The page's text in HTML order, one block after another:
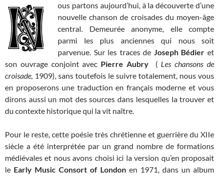
ous partons aujourd’hui, à la découverte d’une
nouvelle chanson de croisades du moyen-âge
central. Demeurée anonyme, elle compte
parmi les plus anciennes qui nous soit
parvenue. Sur les traces de Joseph Bédier et
son ouvrage conjoint avec Pierre Aubry ( Les chansons de
croisade, 1909), sans toutefois le suivre totalement, nous vous
en proposerons une traduction en français moderne et vous
dirons aussi un mot des sources dans lesquelles la trouver et
du contexte historique qui la vit naître.
Pour le reste, cette poésie très chrétienne et guerrière du XIIe
siècle a été interprétée par un grand nombre de formations
médiévales et nous avons choisi ici la version qu’en proposait
le Early Music Consort of London en 1971, dans un album